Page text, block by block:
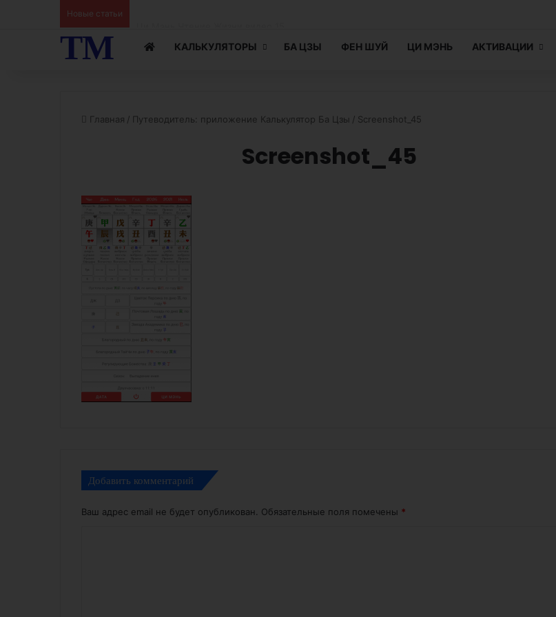
Новые статьи
ТМ КАЛЬКУЛЯТОРЫ БА ЦЗЫ ФЕН ШУЙ ЦИ МЭНЬ АКТИВАЦИИ
Главная / Путеводитель: приложение Калькулятор Ба Цзы / Screenshot_45
Screenshot_45
Добавить комментарий
Ваш адрес email не будет опубликован. Обязательные поля помечены *